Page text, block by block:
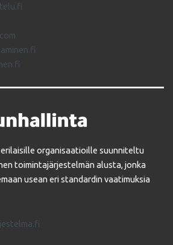
organisaatioille suunniteltu
toimintajärjestelmän alusta, jonka
usean eri standardin vaatimuksia